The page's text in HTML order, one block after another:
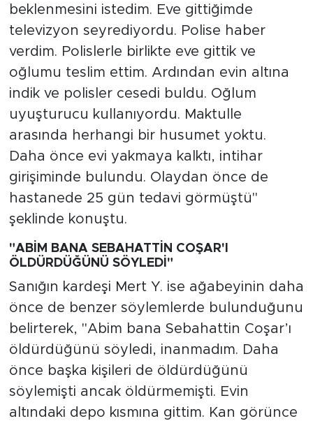
beklenmesini istedim. Eve gittiğimde
televizyon seyrediyordu. Polise haber
verdim. Polislerle birlikte eve gittik ve
oğlumu teslim ettim. Ardından evin altına
indik ve polisler cesedi buldu. Oğlum
uyuşturucu kullanıyordu. Maktulle
arasında herhangi bir husumet yoktu.
Daha önce evi yakmaya kalktı, intihar
girişiminde bulundu. Olaydan önce de
hastanede 25 gün tedavi görmüştü"
şeklinde konuştu.
"ABİM BANA SEBAHATTİN COŞAR'I
ÖLDÜRDÜĞÜNÜ SÖYLEDİ"
Sanığın kardeşi Mert Y. ise ağabeyinin daha
önce de benzer söylemlerde bulunduğunu
belirterek, "Abim bana Sebahattin Coşar’ı
öldürdüğünü söyledi, inanmadım. Daha
önce başka kişileri de öldürdüğünü
söylemişti ancak öldürmemişti. Evin
altındaki depo kısmına gittim. Kan görünce